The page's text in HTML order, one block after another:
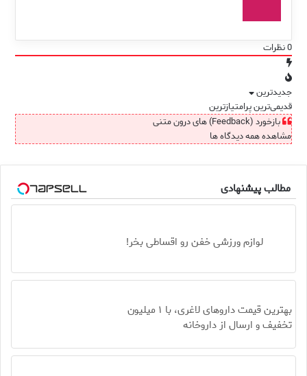
0نظرات
جدیدترین
قدیمی‌ترینپرامتیازترین
بازخورد (Feedback) های درون متنی
مشاهده همه دیدگاه ها
مطالب پیشنهادی
لوازم ورزشی خفن رو اقساطی بخر!
بهترین قیمت داروهای لاغری، با ۱ میلیون
تخفیف و ارسال از داروخانه‌